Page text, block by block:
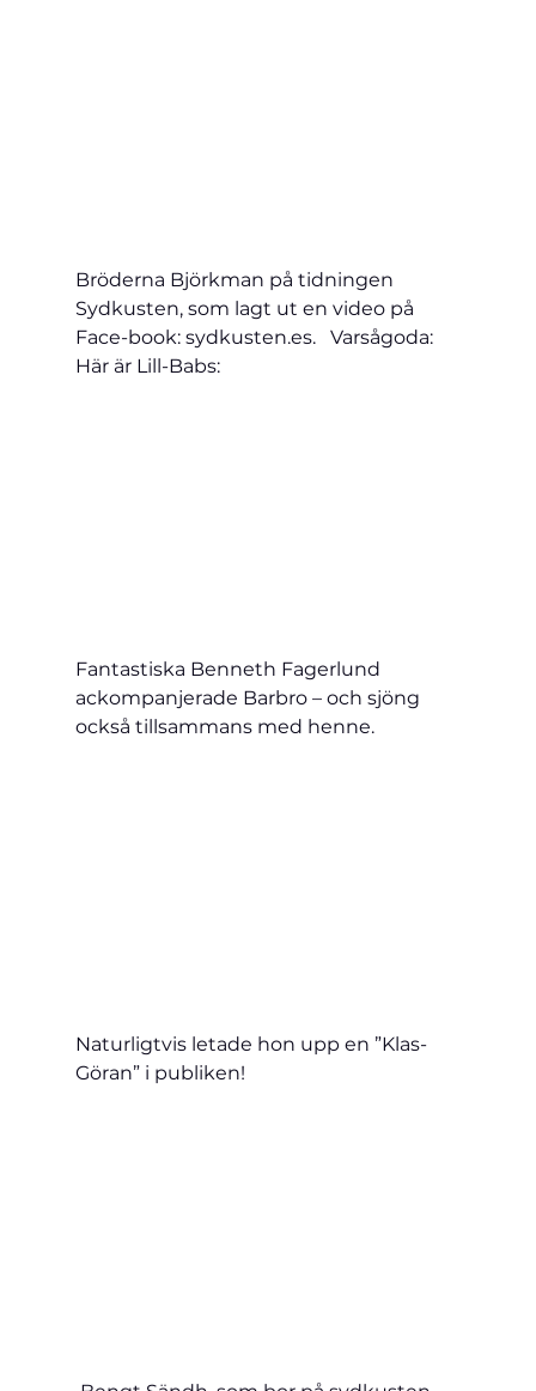
Bröderna Björkman på tidningen
Sydkusten, som lagt ut en video på
Face-book: sydkusten.es.   Varsågoda:
Här är Lill-Babs:
Fantastiska Benneth Fagerlund
ackompanjerade Barbro – och sjöng
också tillsammans med henne.
Naturligtvis letade hon upp en ”Klas-
Göran” i publiken!